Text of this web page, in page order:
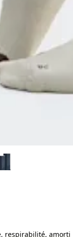
respirabilité, amorti